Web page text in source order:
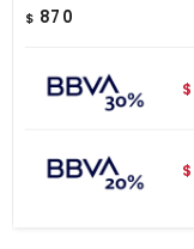
$ 870
$
$